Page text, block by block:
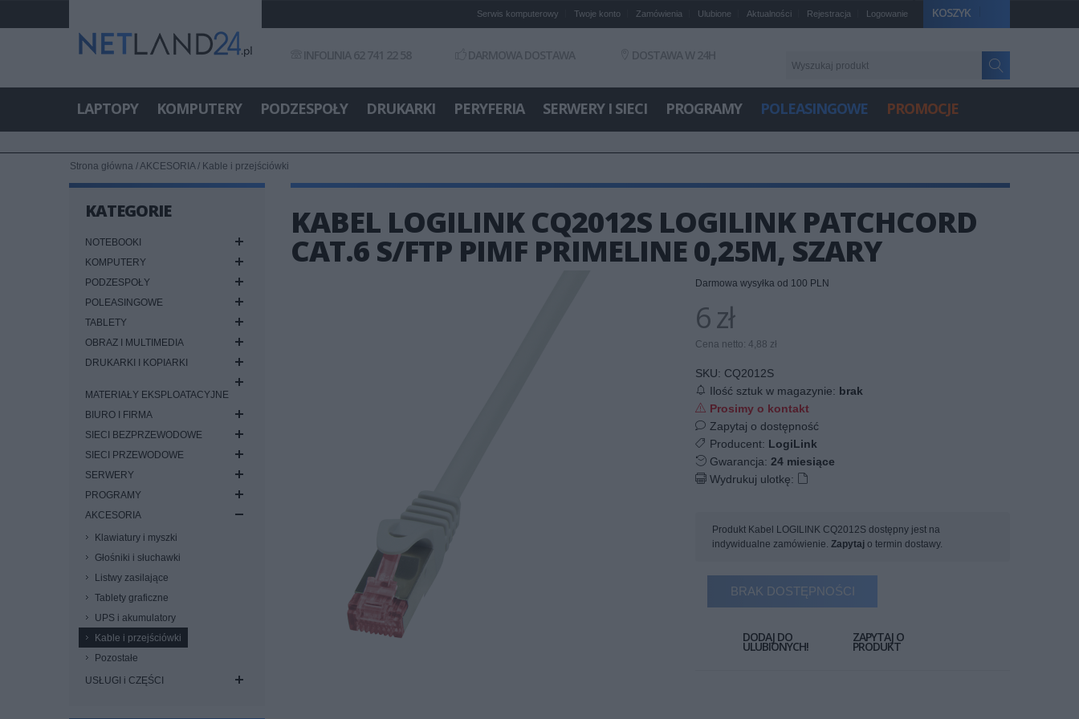
KOSZYK
Serwis komputerowy Twoje konto Zamówienia Ulubione Aktualności Rejestracja Logowanie
INFOLINIA 62 741 22 58 DARMOWA DOSTAWA DOSTAWA W 24H
LAPTOPY KOMPUTERY PODZESPOŁY DRUKARKI PERYFERIA SERWERY I SIECI PROGRAMY POLEASINGOWE PROMOCJE
Strona główna /AKCESORIA/ Kable i przejściówki
KATEGORIE
NOTEBOOKI
KOMPUTERY
PODZESPOŁY
POLEASINGOWE
TABLETY
OBRAZ I MULTIMEDIA
DRUKARKI I KOPIARKI
MATERIAŁY EKSPLOATACYJNE
BIURO I FIRMA
SIECI BEZPRZEWODOWE
SIECI PRZEWODOWE
SERWERY
PROGRAMY
AKCESORIA
Klawiatury i myszki
Głośniki i słuchawki
Listwy zasilające
Tablety graficzne
UPS i akumulatory
Kable i przejściówki
Pozostałe
USŁUGI i CZĘŚCI
KABEL LOGILINK CQ2012S LOGILINK PATCHCORD
CAT.6 S/FTP PIMF PRIMELINE 0,25M, SZARY
Darmowa wysyłka od 100 PLN
6 zł
Cena netto: 4,88 zł
SKU: CQ2012S
Ilość sztuk w magazynie: brak
Prosimy o kontakt
Zapytaj o dostępność
Producent: LogiLink
Gwarancja: 24 miesiące
Wydrukuj ulotkę:
Produkt Kabel LOGILINK CQ2012S dostępny jest na
indywidualne zamówienie. Zapytaj o termin dostawy.
BRAK DOSTĘPNOŚCI
DODAJ DO
ULUBIONYCH!
ZAPYTAJ O
PRODUKT